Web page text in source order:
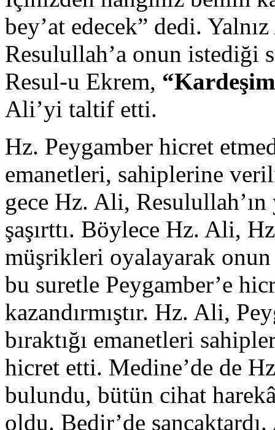
bey’at edecek” dedi.
Resulullah’a onun istediği
Resul-u Ekrem,
Ali’yi taltif etti.
Hz. Peygamber hicret
emanetleri, sahiplerine
gece Hz. Ali,
şaşırttı. Böylece Hz. Ali,
müşrikleri oyalayarak onun
bu suretle Peygamber’e
kazandırmıştır. Hz. Ali,
bıraktığı emanetleri
hicret etti. Medine’de de
bulundu, bütün cihat
oldu. Bedir’de